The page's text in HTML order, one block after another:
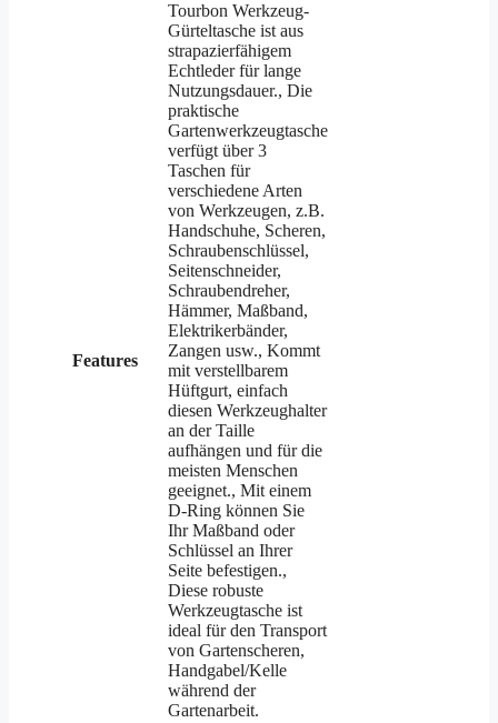
Features
Tourbon Werkzeug-
Gürteltasche ist aus
strapazierfähigem
Echtleder für lange
Nutzungsdauer., Die
praktische
Gartenwerkzeugtasche
verfügt über 3
Taschen für
verschiedene Arten
von Werkzeugen, z.B.
Handschuhe, Scheren,
Schraubenschlüssel,
Seitenschneider,
Schraubendreher,
Hämmer, Maßband,
Elektrikerbänder,
Zangen usw., Kommt
mit verstellbarem
Hüftgurt, einfach
diesen Werkzeughalter
an der Taille
aufhängen und für die
meisten Menschen
geeignet., Mit einem
D-Ring können Sie
Ihr Maßband oder
Schlüssel an Ihrer
Seite befestigen.,
Diese robuste
Werkzeugtasche ist
ideal für den Transport
von Gartenscheren,
Handgabel/Kelle
während der
Gartenarbeit.